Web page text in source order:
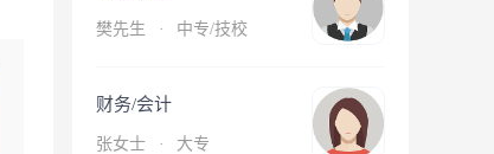
樊先生 · 中专/技校
财务/会计
张女士 · 大专